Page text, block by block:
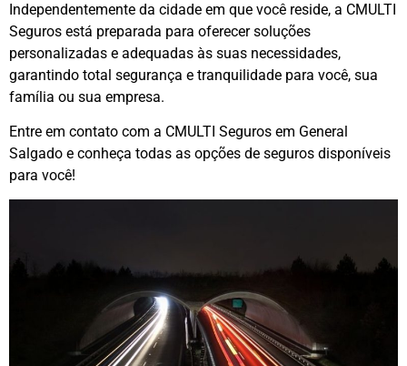
Independentemente da cidade em que você reside, a CMULTI
Seguros está preparada para oferecer soluções
personalizadas e adequadas às suas necessidades,
garantindo total segurança e tranquilidade para você, sua
família ou sua empresa.
Entre em contato com a CMULTI Seguros em General
Salgado e conheça todas as opções de seguros disponíveis
para você!